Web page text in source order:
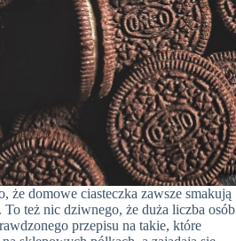
że domowe ciasteczka zawsze smakują
To też nic dziwnego, że duża liczba osób
przepisu na takie, które